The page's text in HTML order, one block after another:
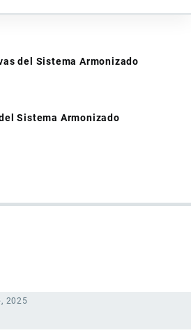
del Sistema Armonizado
Sistema Armonizado
2025